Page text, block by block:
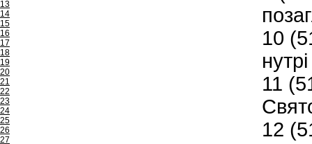
13
14
15
16
17
18
19
20
21
22
23
24
25
26
27
10
11
12